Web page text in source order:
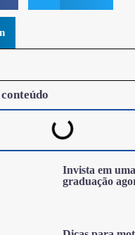
Invista em
graduação